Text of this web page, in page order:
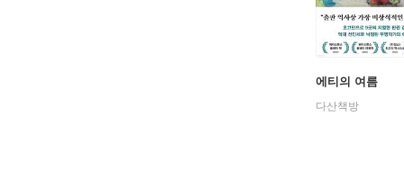
에티의 여름
다산책방